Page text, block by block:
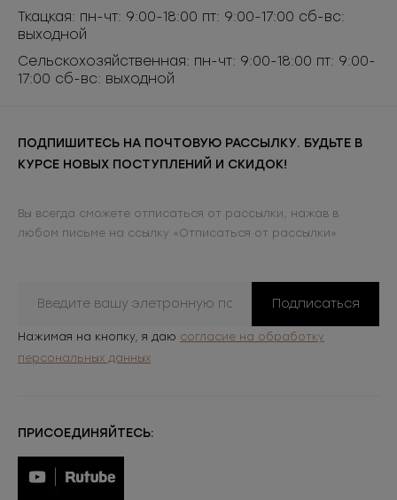
Ткацкая: пн-чт: 9:00-18:00 пт: 9:00-17:00 сб-вс:
выходной
Сельскохозяйственная: пн-чт: 9:00-18:00 пт: 9:00-
17:00 сб-вс: выходной
ПОДПИШИТЕСЬ НА ПОЧТОВУЮ РАССЫЛКУ. БУДЬТЕ В
КУРСЕ НОВЫХ ПОСТУПЛЕНИЙ И СКИДОК!
Вы всегда сможете отписаться от рассылки, нажав в
любом письме на ссылку «Отписаться от рассылки»
Подписаться
Нажимая на кнопку, я даю согласие на обработку
персональных данных
ПРИСОЕДИНЯЙТЕСЬ: